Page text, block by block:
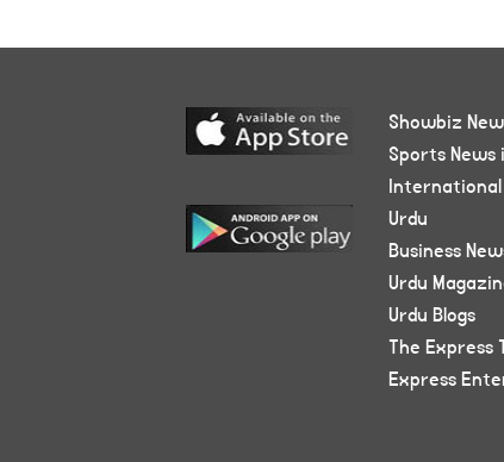
Showbiz
Sports News
International
Urdu
Business
Urdu
Urdu Blogs
The Express
Express